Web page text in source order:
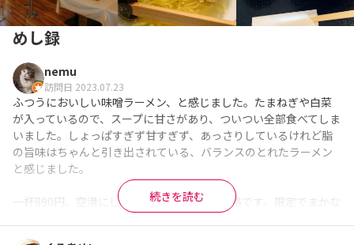
めし録
nemu
訪問日 2023.07.23
ふつうにおいしい味噌ラーメン、と感じました。たまねぎや白菜
が入っているので、スープに甘さがあり、ついつい全部食べてしま
いました。しょっぱすぎず甘すぎず、あっさりしているけれど脂
の旨味はちゃんと引き出されている、バランスのとれたラーメン
と感じました。
一杯890円、空港にしてはかなり良心的な価格です。限定でまかな
ターコーンラーメンなどが850~1100円くらいの価格帯です。
続きを読む